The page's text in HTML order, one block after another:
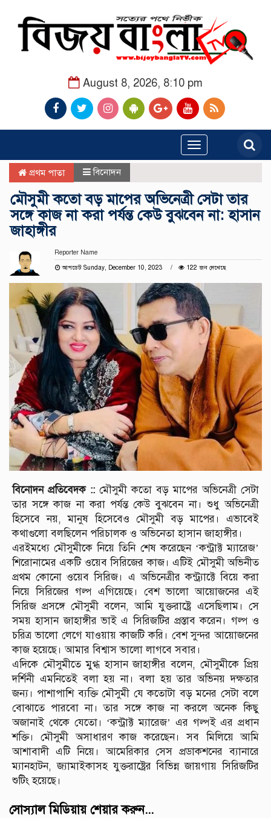
August 8, 2026, 8:10 pm
Toggle
navigation
প্রথম পাতা বিনোদন
মৌসুমী কতো বড় মাপের অভিনেত্রী সেটা তার
সঙ্গে কাজ না করা পর্যন্ত কেউ বুঝবেন না: হাসান
জাহাঙ্গীর
Reporter Name
আপডেট Sunday, December 10, 2023
122 জন দেখেছে
বিনোদন প্রতিবেদক :: মৌসুমী কতো বড় মাপের অভিনেত্রী সেটা
তার সঙ্গে কাজ না করা পর্যন্ত কেউ বুঝবেন না। শুধু অভিনেত্রী
হিসেবে নয়, মানুষ হিসেবেও মৌসুমী বড় মাপের। এভাবেই
কথাগুলো বলছিলেন পরিচালক ও অভিনেতা হাসান জাহাঙ্গীর।
এরইমধ্যে মৌসুমীকে নিয়ে তিনি শেষ করেছেন ‘কন্ট্রাক্ট ম্যারেজ’
শিরোনামের একটি ওয়েব সিরিজের কাজ। এটিই মৌসুমী অভিনীত
প্রথম কোনো ওয়েব সিরিজ। এ অভিনেত্রীর কন্ট্র্যাক্টে বিয়ে করা
নিয়ে সিরিজের গল্প এগিয়েছে। বেশ ভালো আয়োজনের এই
সিরিজ প্রসঙ্গে মৌসুমী বলেন, আমি যুক্তরাষ্ট্রে এসেছিলাম। সে
সময় হাসান জাহাঙ্গীর ভাই এ সিরিজটির প্রস্তাব করেন। গল্প ও
চরিত্র ভালো লেগে যাওয়ায় কাজটি করি। বেশ সুন্দর আয়োজনের
কাজ হয়েছে। আমার বিশ্বাস ভালো লাগবে সবার।
এদিকে মৌসুমীতে মুগ্ধ হাসান জাহাঙ্গীর বলেন, মৌসুমীকে প্রিয়
দর্শিনী এমনিতেই বলা হয় না। বলা হয় তার অভিনয় দক্ষতার
জন্য। পাশাপাশি ব্যক্তি মৌসুমী যে কতোটা বড় মনের সেটা বলে
বোঝাতে পারবো না। তার সঙ্গে কাজ না করলে অনেক কিছু
অজানাই থেকে যেতো। ‘কন্ট্রাক্ট ম্যারেজ’ এর গল্পই এর প্রধান
শক্তি। মৌসুমী অসাধারণ কাজ করেছেন। সব মিলিয়ে আমি
আশাবাদী এটি নিয়ে। আমেরিকার সেস প্রডাকশনের ব্যানারে
ম্যানহাটন, জ্যামাইকাসহ যুক্তরাষ্ট্রের বিভিন্ন জায়গায় সিরিজটির
শুটিং হয়েছে।
সোস্যাল মিডিয়ায় শেয়ার করুন...